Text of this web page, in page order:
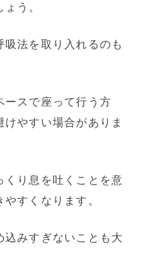
う。
吸法を取り入れるのも
ースで座って行う方
やすい場合がありま
くり息を吐くことを意
すくなります。
みすぎないことも大